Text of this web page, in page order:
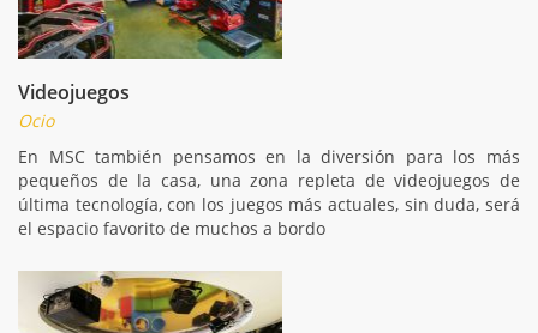
Videojuegos
Ocio
En MSC también pensamos en la diversión para los más
pequeños de la casa, una zona repleta de videojuegos de
última tecnología, con los juegos más actuales, sin duda, será
el espacio favorito de muchos a bordo